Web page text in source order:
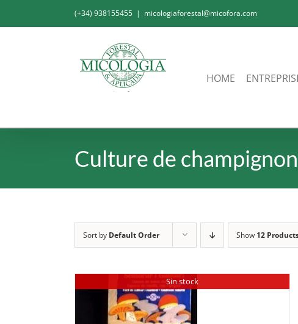
(+34) 938155455 | micologiaforestal@micofora.com
HOME
Culture de
Sort by Default Order Show 12
Sin stock